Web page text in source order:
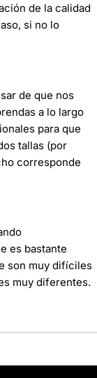
de la calidad
si no lo
de que nos
a lo largo
para que
tallas (por
corresponde
es bastante
son muy difíciles
muy diferentes.